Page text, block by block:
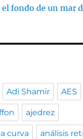
fondo de un mar
Adi Shamir AES
ajedrez
curva análisis